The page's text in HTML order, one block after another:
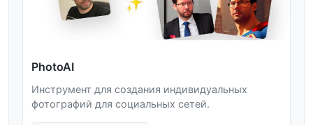
PhotoAI
Инструмент для создания индивидуальных
фотографий для социальных сетей.